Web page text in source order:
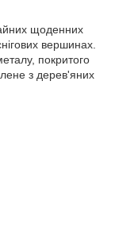
щоденних
вершинах.
покритого
з дерев'яних